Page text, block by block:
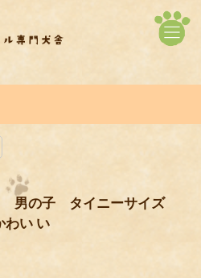
男の子 タイニーサイズ
わい い